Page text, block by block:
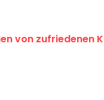
von zufriedenen